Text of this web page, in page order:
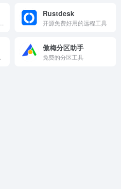
Rustdesk
开源免费好用的远程工具
傲梅分区助手
免费的分区工具